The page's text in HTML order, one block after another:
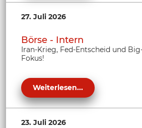
27. Juli 2026
Börse - Intern
Iran-Krieg, Fed-Entscheid und
Fokus!
Weiterlesen...
23. Juli 2026